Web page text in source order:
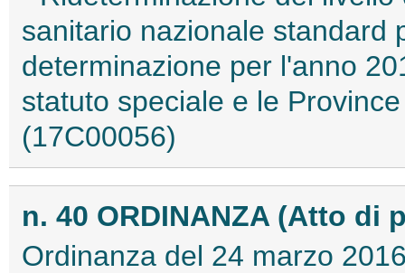
sanitario nazionale standard
determinazione per l'anno
statuto speciale e le
(17C00056)
n. 40 ORDINANZA (Atto di
Ordinanza del 24 marzo